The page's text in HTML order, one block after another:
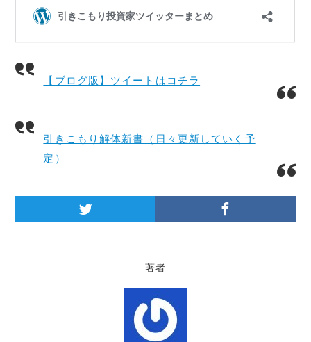
【ブログ版】ツイートはコチラ
引きこもり解体新書（日々更新していく予
定）
著者